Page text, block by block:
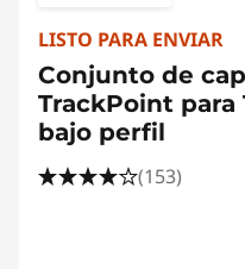
LISTO PARA ENVIAR
Conjunto de
TrackPoint
bajo perfil
(153)